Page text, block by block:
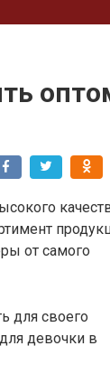
от самого
для своего
девочки в